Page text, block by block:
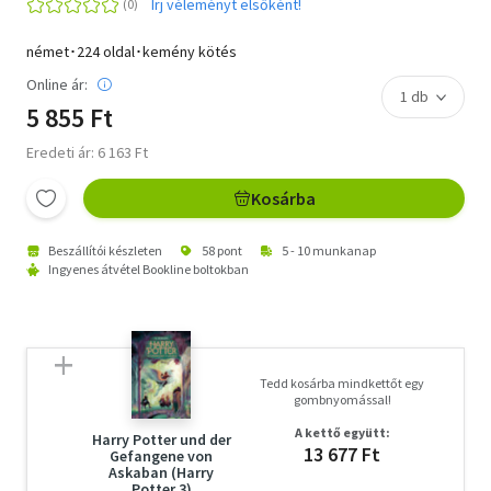
Írj véleményt elsőként!
német･224 oldal･kemény kötés
Online ár:
5 855 Ft
Eredeti ár: 6 163 Ft
Kosárba
Beszállítói készleten 58 pont
5 - 10 munkanap
Ingyenes átvétel Bookline boltokban
Harry Potter und der
Gefangene von
Askaban (Harry
Tedd kosárba mindkettőt egy
gombnyomással!
A kettő együtt:
13 677 Ft